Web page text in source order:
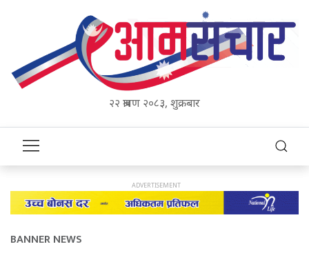
२२ श्रावण २०८३, शुक्रबार
BANNER NEWS